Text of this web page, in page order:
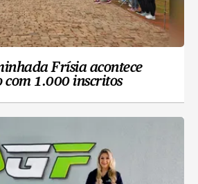
Frísia acontece
com 1.000 inscritos